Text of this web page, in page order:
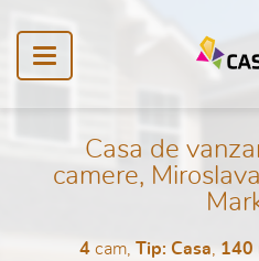
Casa de
camere,
4 cam, Tip: Casa 140